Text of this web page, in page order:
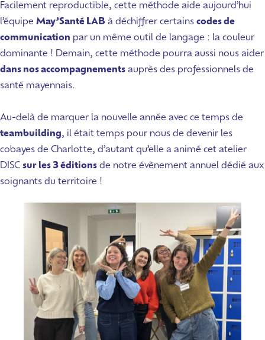
Facilement reproductible, cette méthode aide aujourd’hui
l’équipe May’Santé LAB à déchiffrer certains codes de
communication par un même outil de langage : la couleur
dominante ! Demain, cette méthode pourra aussi nous aider
dans nos accompagnements auprès des professionnels de
santé mayennais.
Au-delà de marquer la nouvelle année avec ce temps de
teambuilding, il était temps pour nous de devenir les
cobayes de Charlotte, d’autant qu’elle a animé cet atelier
DISC sur les 3 éditions de notre évènement annuel dédié aux
soignants du territoire !